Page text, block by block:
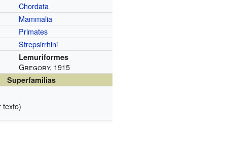
Chordata
Mammalia
Primates
Strepsirrhini
Lemuriformes
Gregory, 1915
Superfamilias
texto)